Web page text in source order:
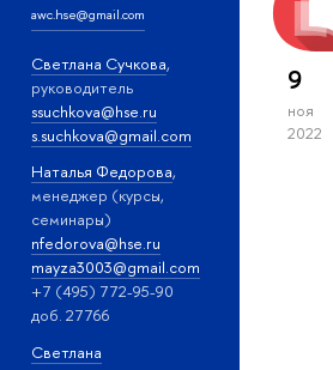
awc.hse@gmail.com
Светлана Сучкова,
руководитель
ssuchkova@hse.ru
s.suchkova@gmail.com
Наталья Федорова,
менеджер (курсы,
семинары)
nfedorova@hse.ru
mayza3003@gmail.com
+7 (495) 772-95-90
доб. 27766
Светлана
9
ноя
2022